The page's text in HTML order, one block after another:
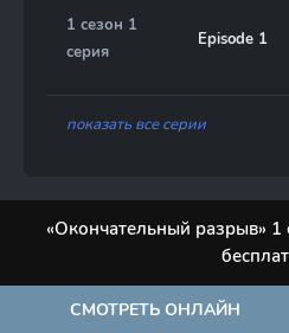
1 сезон 1
серия
Episode 1
показать все серии
«Окончательный разрыв» 1
СМОТРЕТЬ ОНЛАЙН